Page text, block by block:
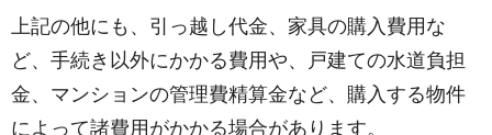
上記の他にも、引っ越し代金、家具の購入費用な
ど、手続き以外にかかる費用や、戸建ての水道負担
金、マンションの管理費精算金など、購入する物件
によって諸費用がかかる場合があります。